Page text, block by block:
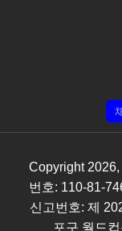
Copyright 2026,
번호: 110-81-
신고번호: 제
포구 월드